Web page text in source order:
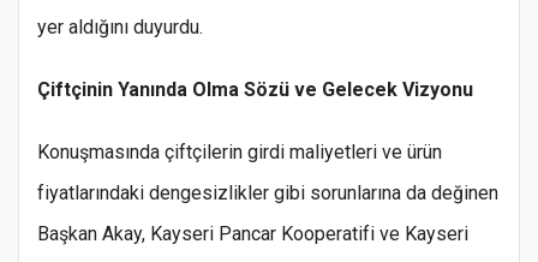
yer aldığını duyurdu.
Çiftçinin Yanında Olma Sözü ve Gelecek Vizyonu
Konuşmasında çiftçilerin girdi maliyetleri ve ürün
fiyatlarındaki dengesizlikler gibi sorunlarına da değinen
Başkan Akay, Kayseri Pancar Kooperatifi ve Kayseri